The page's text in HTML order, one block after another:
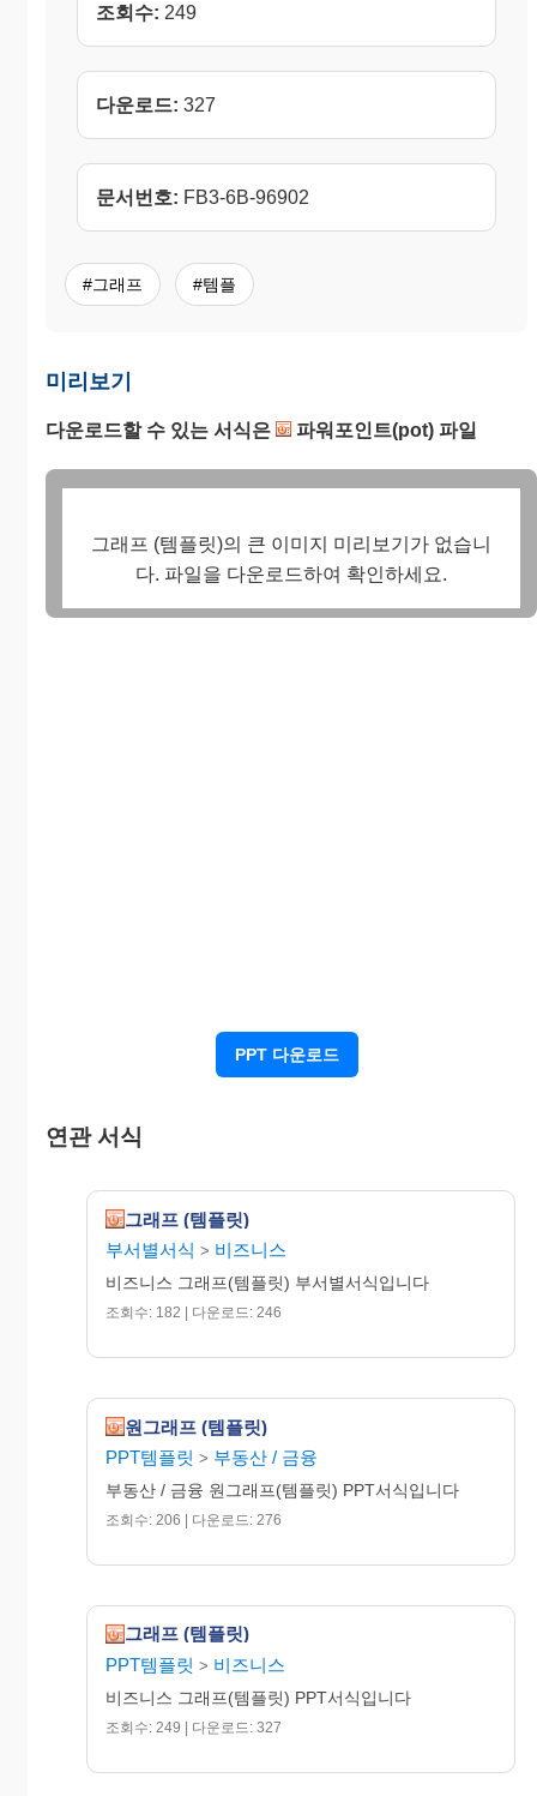
조회수: 249
다운로드: 327
문서번호: FB3-6B-96902
#그래프 #템플
미리보기
다운로드할 수 있는 서식은 파워포인트(pot) 파일
그래프 (템플릿)의 큰 이미지 미리보기가 없습니
다. 파일을 다운로드하여 확인하세요.
PPT 다운로드
연관 서식
그래프 (템플릿)
부서별서식 > 비즈니스
비즈니스 그래프(템플릿) 부서별서식입니다
조회수: 182 | 다운로드: 246
원그래프 (템플릿)
PPT템플릿 > 부동산 / 금융
부동산 / 금융 원그래프(템플릿) PPT서식입니다
조회수: 206 | 다운로드: 276
그래프 (템플릿)
PPT템플릿 > 비즈니스
비즈니스 그래프(템플릿) PPT서식입니다
조회수: 249 | 다운로드: 327